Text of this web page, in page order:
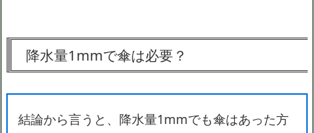
降水量1mmで傘は必要？
結論から言うと、降水量1mmでも傘はあった方